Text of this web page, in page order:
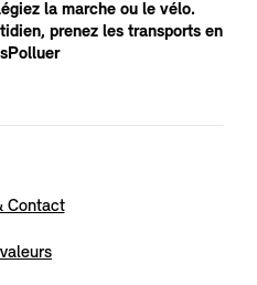
la marche ou le vélo.
prenez les transports en
Contact